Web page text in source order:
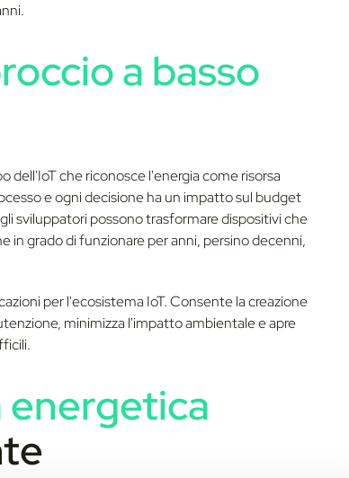
a basso
dell'IoT che riconosce l'energia come risorsa
e ogni decisione ha un impatto sul budget
sviluppatori possono trasformare dispositivi che
in grado di funzionare per anni, persino decenni,
per l'ecosistema IoT. Consente la creazione
minimizza l'impatto ambientale e apre